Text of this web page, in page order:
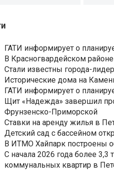
ГАТИ информирует о
В Красногвардейском
Стали известны города-
Исторические дома на
ГАТИ информирует о
Щит «Надежда» завершил
Фрунзенско-Приморской
Ставки на аренду жилья в
Детский сад с бассейном
В ИТМО Хайпарк построены
С начала 2026 года более
коммунальных квартир в